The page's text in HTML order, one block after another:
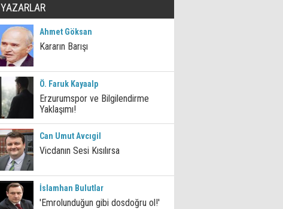
YAZARLAR
Ahmet Göksan
Kararın Barışı
Ö. Faruk Kayaalp
Erzurumspor ve Bilgilendirme
Yaklaşımı!
Can Umut Avcıgil
Vicdanın Sesi Kısılırsa
İslamhan Bulutlar
'Emrolunduğun gibi dosdoğru ol!'